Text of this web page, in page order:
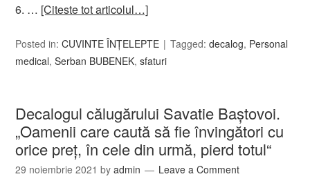
6. … [Citeste tot articolul…]
Posted in:CUVINTE ÎNȚELEPTE Tagged:decalog, Personal
medical,Serban BUBENEK,sfaturi
Decalogul călugărului Savatie Baştovoi.
„Oamenii care caută să fie învingători cu
orice preţ, în cele din urmă, pierd totul“
29 noiembrie 2021 byadmin Leave a Comment